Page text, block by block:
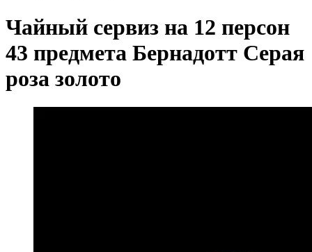
Чайный сервиз на 12 персон
43 предмета Бернадотт Серая
роза золото